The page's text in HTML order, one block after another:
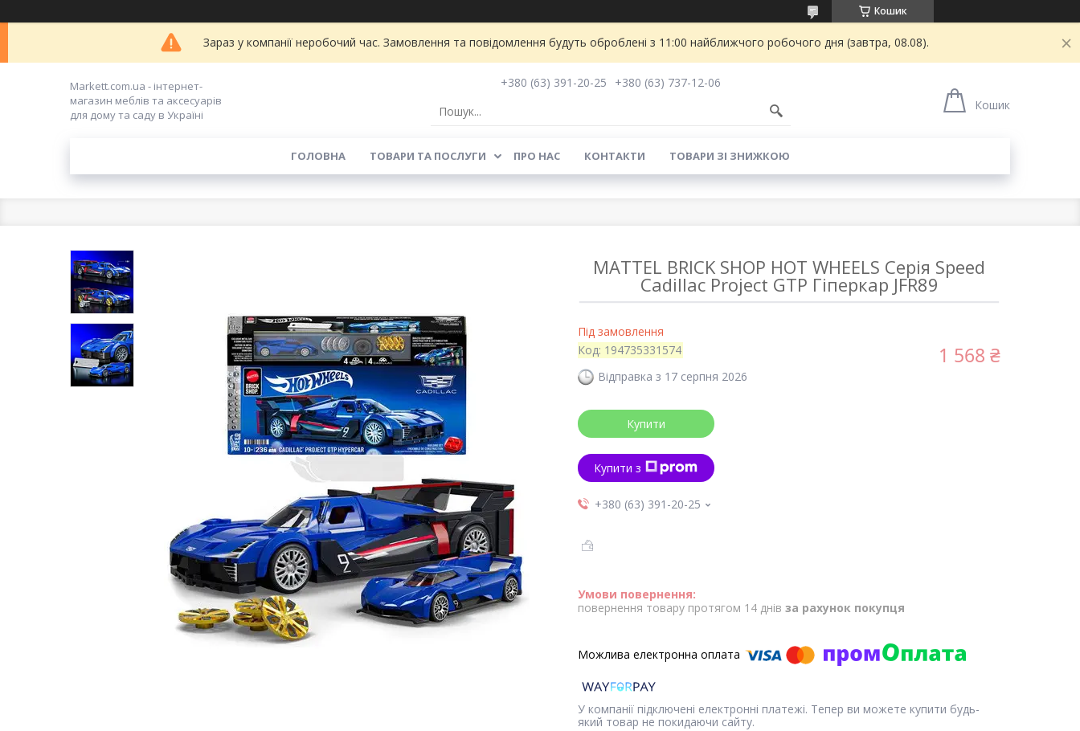
Кошик
Зараз у компанії неробочий час. Замовлення та повідомлення будуть оброблені з 11:00 найближчого робочого дня (завтра, 08.08).
Markett.com.ua - інтернет-
магазин меблів та аксесуарів
для дому та саду в Україні
+380 (63) 391-20-25
+380 (63) 737-12-06
Кошик
ГОЛОВНА ТОВАРИ ТА ПОСЛУГИ ПРО НАС КОНТАКТИ ТОВАРИ ЗІ ЗНИЖКОЮ
MATTEL BRICK SHOP HOT WHEELS Серія Speed
Cadillac Project GTP Гіперкар JFR89
Під замовлення
Код: 194735331574
Відправка з 17 серпня 2026
1 568 ₴
Купити
Купити з
+380 (63) 391-20-25
повернення товару протягом 14 днів за рахунок покупця
У компанії підключені електронні платежі. Тепер ви можете купити будь-
який товар не покидаючи сайту.